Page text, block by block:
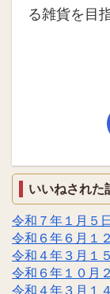
る雑貨を目
いいねされた
令和７年１月５
令和６年６月１
令和４年３月１
令和６年１０月
令和４年３月１